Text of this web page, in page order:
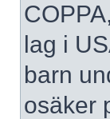
lag i
barn
osäker